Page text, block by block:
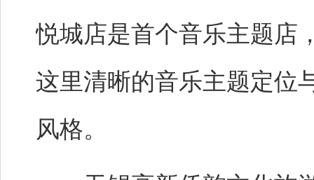
悦城店是首个音乐主题店
这里清晰的音乐主题定位
风格。